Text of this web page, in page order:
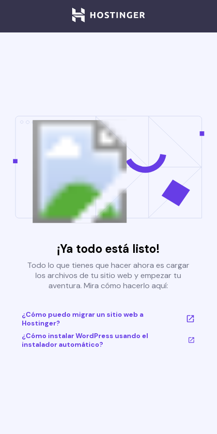
¡Ya todo está listo!
Todo lo que tienes que hacer ahora es cargar
los archivos de tu sitio web y empezar tu
aventura. Mira cómo hacerlo aquí:
¿Cómo puedo migrar un sitio web a
Hostinger?
¿Cómo instalar WordPress usando el
instalador automático?